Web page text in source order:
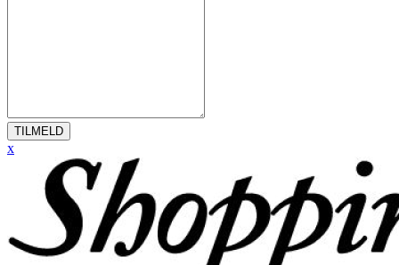
TILMELD
x